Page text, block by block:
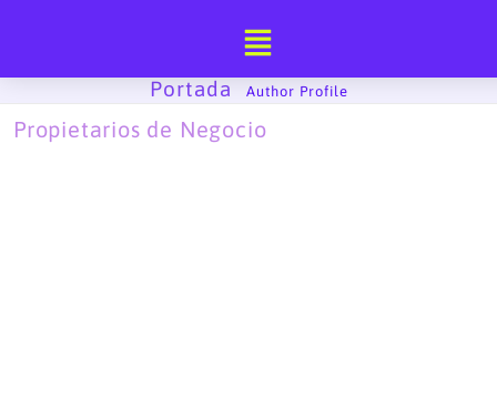
Portada
Author Profile
Propietarios de Negocio